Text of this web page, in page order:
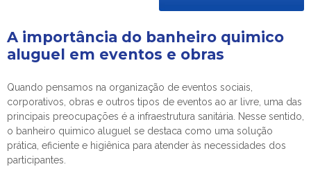
A importância do banheiro quimico
aluguel em eventos e obras
Quando pensamos na organização de eventos sociais,
corporativos, obras e outros tipos de eventos ao ar livre, uma das
principais preocupações é a infraestrutura sanitária. Nesse sentido,
o banheiro quimico aluguel se destaca como uma solução
prática, eficiente e higiênica para atender às necessidades dos
participantes.